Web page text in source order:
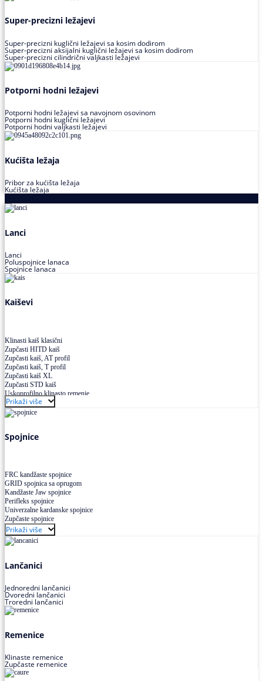
Super-precizni ležajevi
Super-precizni kuglični ležajevi sa kosim dodirom
Super-precizni aksijalni kuglični ležajevi sa kosim dodirom
Super-precizni cilindrični valjkasti ležajevi
Potporni hodni ležajevi
Potporni hodni ležajevi sa navojnom osovinom
Potporni hodni kuglični ležajevi
Potporni hodni valjkasti ležajevi
Kućišta ležaja
Pribor za kućišta ležaja
Kućišta ležaja
Lanci
Lanci
Poluspojnice lanaca
Spojnice lanaca
Kaiševi
Klinasti kaiš klasični
Zupčasti HITD kaiš
Zupčasti kaiš, AT profil
Zupčasti kaiš, T profil
Zupčasti kaiš XL
Zupčasti STD kaiš
Uskoprofilno klinasto remenje
Uskoprofilno klinasto remenje spojeno
Uskoprofilno klinasto remenje XP extra power
Višekanalno remenje PJ,PK
Prikaži više
Spojnice
FRC kandžaste spojnice
GRID spojnica sa oprugom
Kandžaste Jaw spojnice
Perifleks spojnice
Univerzalne kardanske spojnice
Zupčaste spojnice
Prikaži više
Lančanici
Jednoredni lančanici
Dvoredni lančanici
Troredni lančanici
Remenice
Klinaste remenice
Zupčaste remenice